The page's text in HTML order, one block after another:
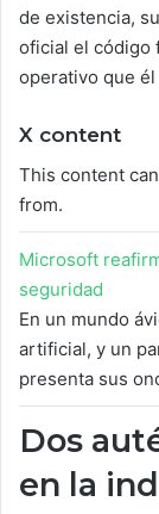
de existencia,
oficial el código
operativo que
X content
This content
from.
Microsoft
seguridad
En un mundo
artificial, y un
presenta sus
Dos
en la